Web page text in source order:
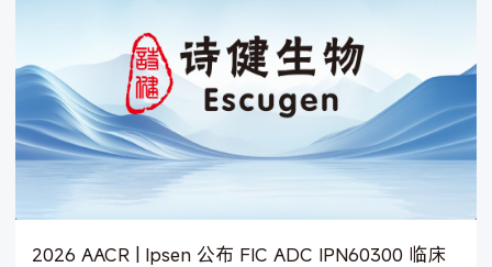
2026 AACR | Ipsen 公布 FIC ADC IPN60300 临床